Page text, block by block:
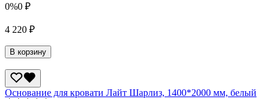
0%0 ₽
4 220 ₽
В корзину
Основание для кровати Лайт Шарлиз, 1400*2000 мм, белый